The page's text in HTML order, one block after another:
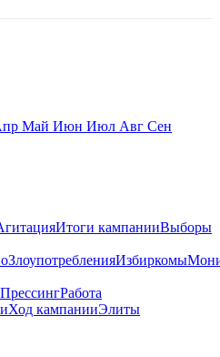
Май Июн Июл Авг Сен
Итоги кампанииВыборы
ЗлоупотребленияИзбиркомы
ПрессингРабота
Ход кампанииЭлиты